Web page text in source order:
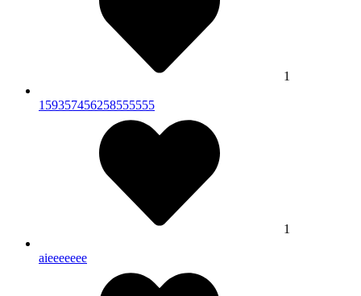
1
159357456258555555
1
aieeeeeee